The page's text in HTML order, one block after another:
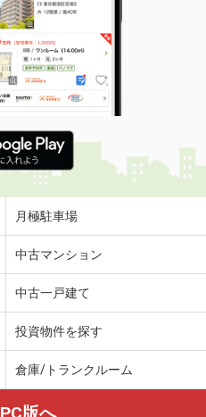
月極駐車場
中古マンション
中古一戸建て
投資物件を探す
倉庫/トランクルーム
PC版へ